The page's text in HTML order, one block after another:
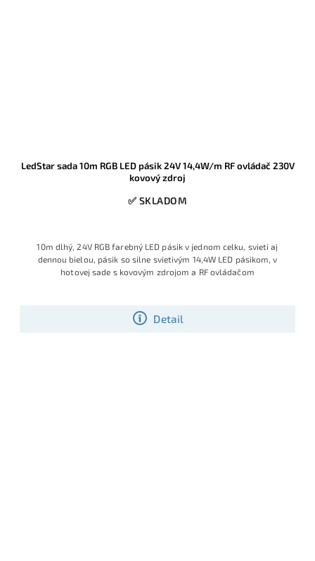
LedStar sada 10m RGB LED pásik 24V 14,4W/m RF ovládač 230V
kovový zdroj
✅ SKLADOM
Detail
10m dlhý, 24V RGB farebný LED pásik v jednom celku, svieti aj
dennou bielou, pásik so silne svietivým 14,4W LED pásikom, v
hotovej sade s kovovým zdrojom a RF ovládačom